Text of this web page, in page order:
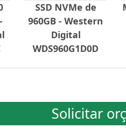
SSD NVMe de
960GB - Western
Digital
WDS960G1D0D
Solicitar